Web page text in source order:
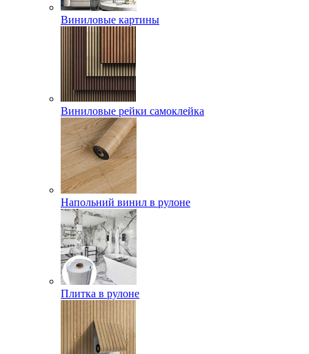
Виниловые картины
Виниловые рейки самоклейка
Напольний винил в рулоне
Плитка в рулоне